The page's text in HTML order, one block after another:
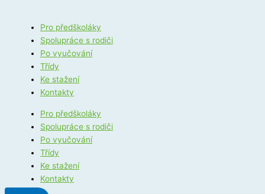
Pro předškoláky
Spolupráce s rodiči
Po vyučování
Třídy
Ke stažení
Kontakty
Pro předškoláky
Spolupráce s rodiči
Po vyučování
Třídy
Ke stažení
Kontakty